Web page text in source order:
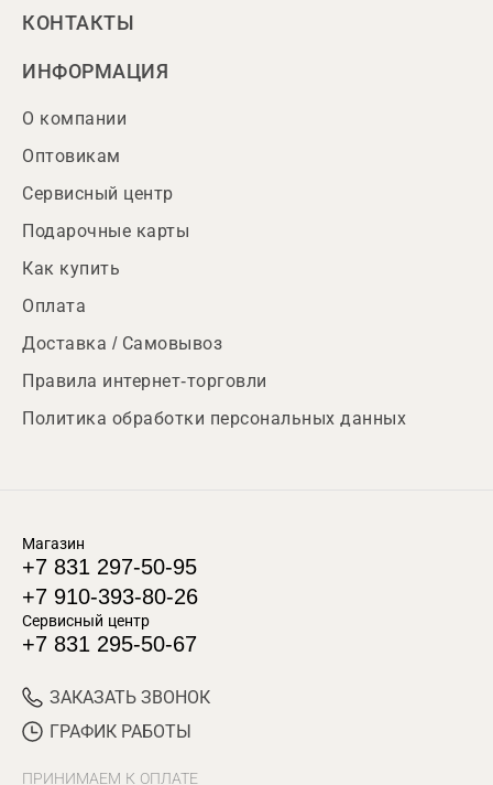
КОНТАКТЫ
ИНФОРМАЦИЯ
О компании
Оптовикам
Сервисный центр
Подарочные карты
Как купить
Оплата
Доставка / Самовывоз
Правила интернет-торговли
Политика обработки персональных данных
Магазин
+7 831 297-50-95
+7 910-393-80-26
Сервисный центр
+7 831 295-50-67
ЗАКАЗАТЬ ЗВОНОК
ГРАФИК РАБОТЫ
ПРИНИМАЕМ К ОПЛАТЕ